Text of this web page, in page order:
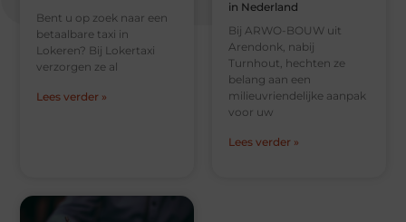
Bent u op zoek naar een
betaalbare taxi in
Lokeren? Bij Lokertaxi
verzorgen ze al
Lees verder »
in Nederland
Bij ARWO-BOUW uit
Arendonk, nabij
Turnhout, hechten ze
belang aan een
milieuvriendelijke aanpak
voor uw
Lees verder »